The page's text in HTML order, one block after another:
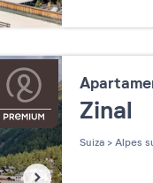
Zinal
Suiza > Alpes